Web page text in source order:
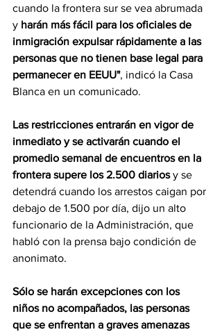
cuando la frontera sur se vea abrumada
y harán más fácil para los oficiales de
inmigración expulsar rápidamente a las
personas que no tienen base legal para
permanecer en EEUU", indicó la Casa
Blanca en un comunicado.
Las restricciones entrarán en vigor de
inmediato y se activarán cuando el
promedio semanal de encuentros en la
frontera supere los 2.500 diarios y se
detendrá cuando los arrestos caigan por
debajo de 1.500 por día, dijo un alto
funcionario de la Administración, que
habló con la prensa bajo condición de
anonimato.
Sólo se harán excepciones con los
niños no acompañados, las personas
que se enfrentan a graves amenazas